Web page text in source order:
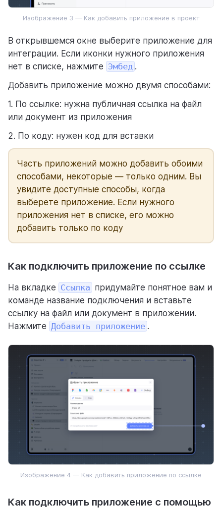
Изображение 3 — Как добавить приложение в проект
В открывшемся окне выберите приложение для
интеграции. Если иконки нужного приложения
нет в списке, нажмите Эмбед .
Добавить приложение можно двумя способами:
1. По ссылке: нужна публичная ссылка на файл
или документ из приложения
2. По коду: нужен код для вставки
Часть приложений можно добавить обоими
способами, некоторые — только одним. Вы
увидите доступные способы, когда
выберете приложение. Если нужного
приложения нет в списке, его можно
добавить только по коду
Как подключить приложение по ссылке
На вкладке Ссылка придумайте понятное вам и
команде название подключения и вставьте
ссылку на файл или документ в приложении.
Нажмите Добавить приложение .
Изображение 4 — Как добавить приложение по ссылке
Как подключить приложение с помощью